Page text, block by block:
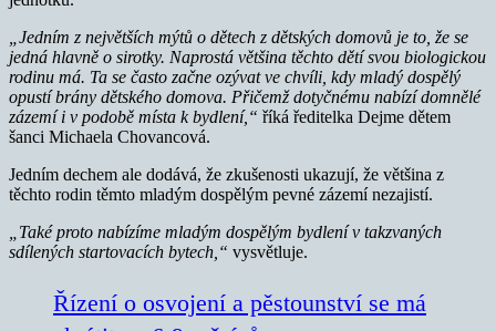
„Jedním z největších mýtů o dětech z dětských domovů je to, že se
jedná hlavně o sirotky. Naprostá většina těchto dětí svou biologickou
rodinu má. Ta se často začne ozývat ve chvíli, kdy mladý dospělý
opustí brány dětského domova. Přičemž dotyčnému nabízí domnělé
zázemí i v podobě místa k bydlení,“ říká ředitelka Dejme dětem
šanci Michaela Chovancová.
Jedním dechem ale dodává, že zkušenosti ukazují, že většina z
těchto rodin těmto mladým dospělým pevné zázemí nezajistí.
„Také proto nabízíme mladým dospělým bydlení v takzvaných
sdílených startovacích bytech,“ vysvětluje.
Řízení o osvojení a pěstounství se má